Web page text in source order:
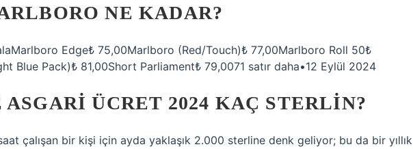
NE KADAR?
Edge₺ 75,00Marlboro (Red/Touch)₺ 77,00Marlboro Roll 50₺
Blue Pack)₺ 81,00Short Parliament₺ 79,0071 satır daha•12 Eylül 2024
ÜCRET 2024 KAÇ STERLIN?
çalışan bir kişi için ayda yaklaşık 2.000 sterline denk geliyor; bu da bir yıllık